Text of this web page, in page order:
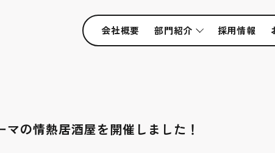
会社概要 部門紹介 採用情報
マの情熱居酒屋を開催しました！